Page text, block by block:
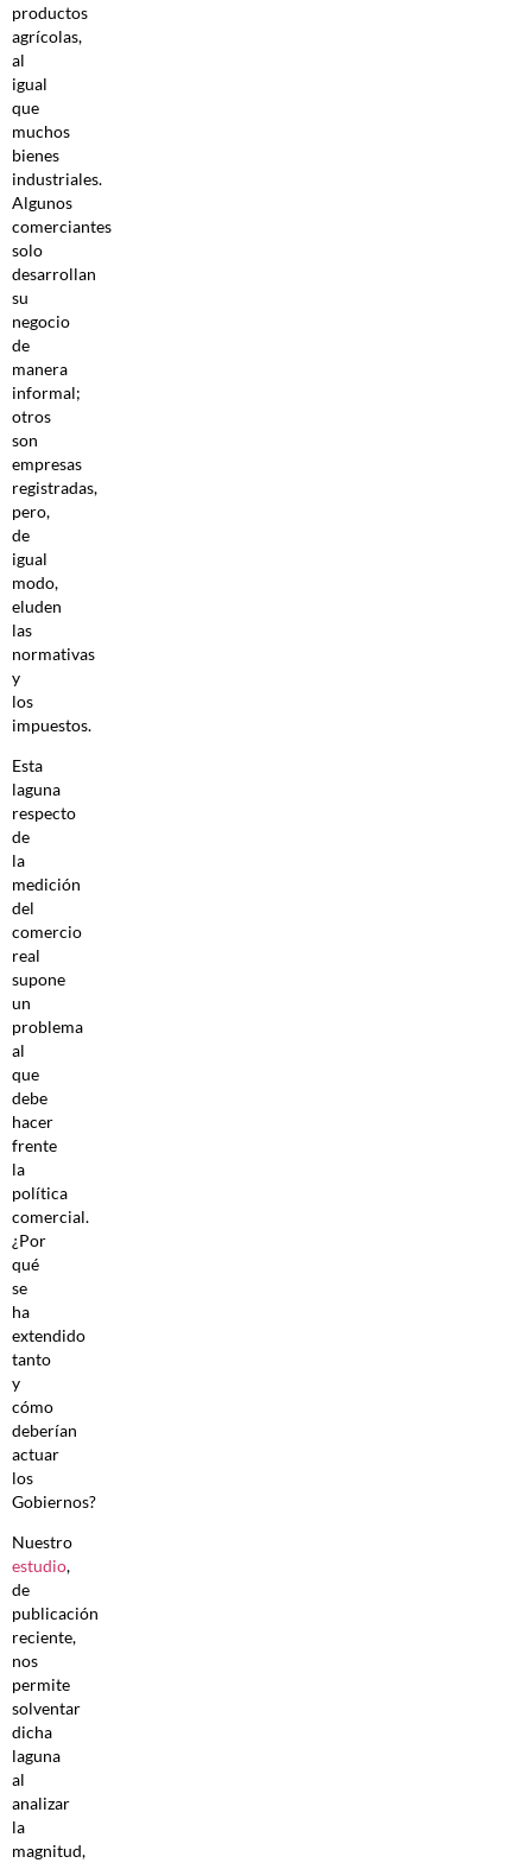
productos
agrícolas,
al
igual
que
muchos
bienes
industriales.
Algunos
comerciantes
solo
desarrollan
su
negocio
de
manera
informal;
otros
son
empresas
registradas,
pero,
de
igual
modo,
eluden
las
normativas
y
los
impuestos.
Esta
laguna
respecto
de
la
medición
del
comercio
real
supone
un
problema
al
que
debe
hacer
frente
la
política
comercial.
¿Por
qué
se
ha
extendido
tanto
y
cómo
deberían
actuar
los
Gobiernos?
Nuestro
estudio,
de
publicación
reciente,
nos
permite
solventar
dicha
laguna
al
analizar
la
magnitud,